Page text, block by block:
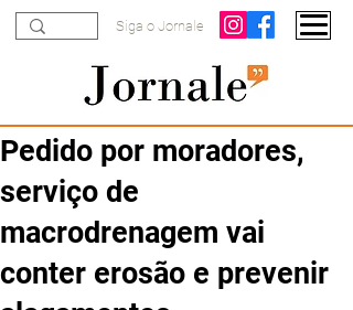
Siga o Jornale
Pedido por moradores,
serviço de
macrodrenagem vai
conter erosão e prevenir